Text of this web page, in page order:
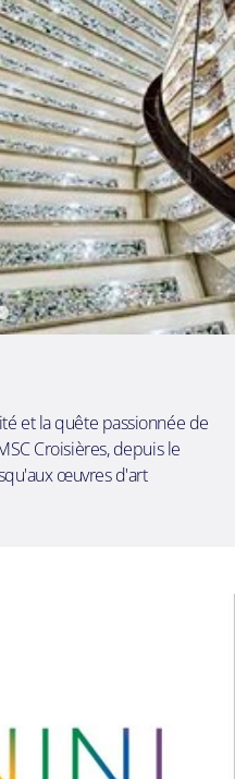
et la quête passionnée de
Croisières, depuis le
œuvres d'art